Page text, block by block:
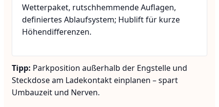
Wetterpaket, rutschhemmende Auflagen,
definiertes Ablaufsystem; Hublift für kurze
Höhendifferenzen.
Tipp: Parkposition außerhalb der Engstelle und
Steckdose am Ladekontakt einplanen – spart
Umbauzeit und Nerven.